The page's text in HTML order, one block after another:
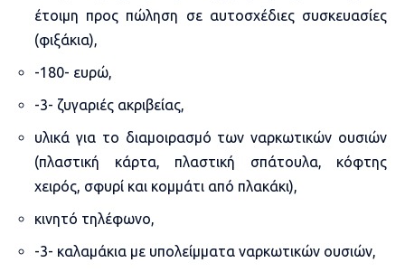
έτοιμη προς πώληση σε αυτοσχέδιες συσκευασίες
(φιξάκια),
-180- ευρώ,
-3- ζυγαριές ακριβείας,
υλικά για το διαμοιρασμό των ναρκωτικών ουσιών
(πλαστική κάρτα, πλαστική σπάτουλα, κόφτης
χειρός, σφυρί και κομμάτι από πλακάκι),
κινητό τηλέφωνο,
-3- καλαμάκια με υπολείμματα ναρκωτικών ουσιών,